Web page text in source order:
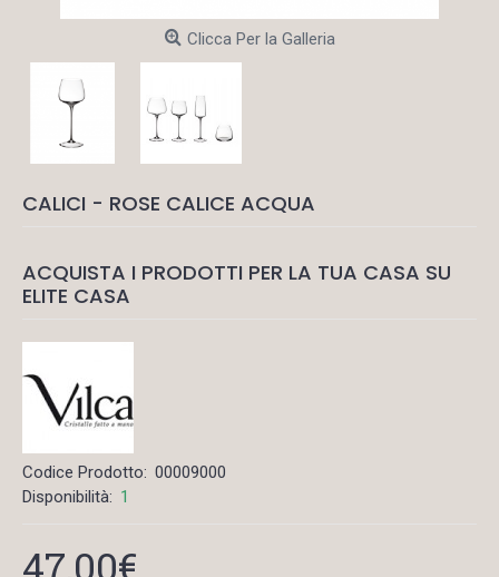
Clicca Per la Galleria
CALICI - ROSE CALICE ACQUA
ACQUISTA I PRODOTTI PER LA TUA CASA SU
ELITE CASA
Codice Prodotto: 00009000
Disponibilità: 1
47,00€